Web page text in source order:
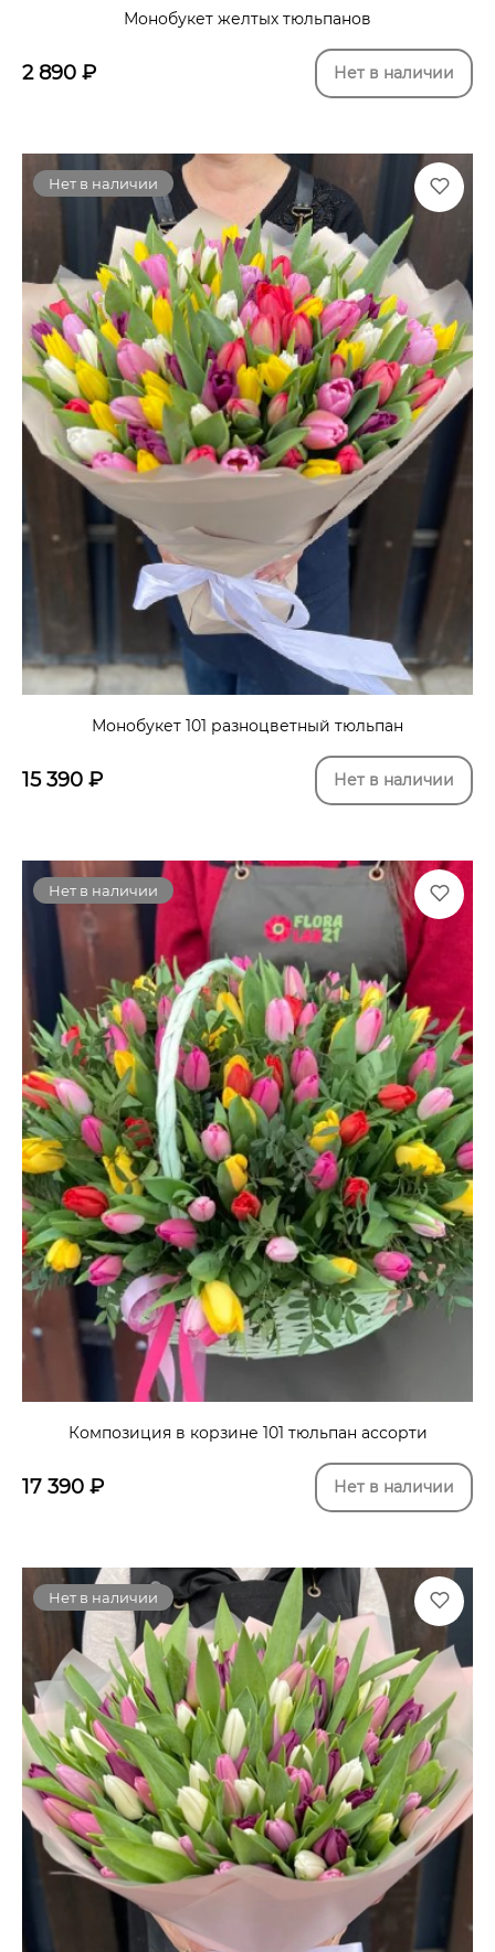
Монобукет желтых тюльпанов
2 890 ₽ Нет в наличии
Нет в наличии
Монобукет 101 разноцветный тюльпан
15 390 ₽ Нет в наличии
Нет в наличии
Композиция в корзине 101 тюльпан ассорти
17 390 ₽ Нет в наличии
Нет в наличии